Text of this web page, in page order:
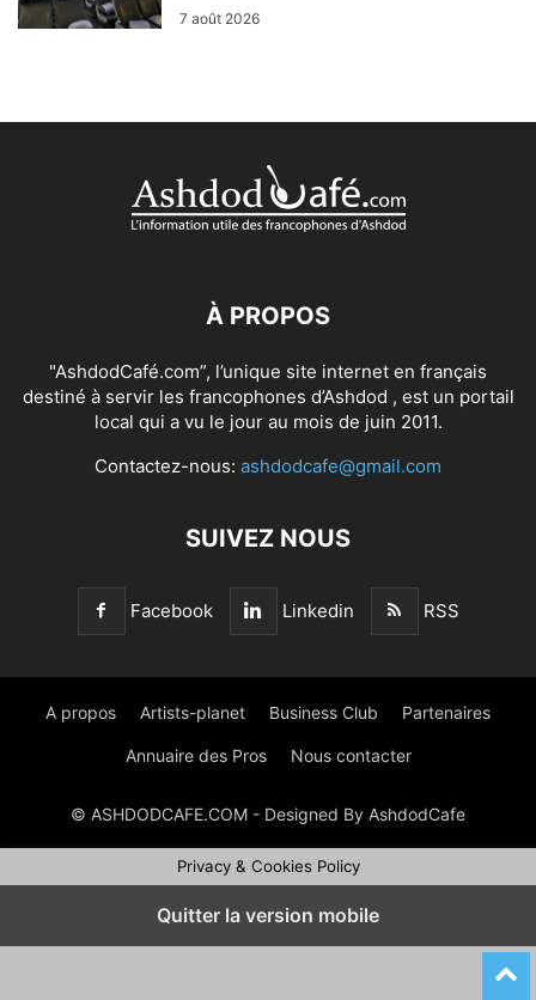
7 août 2026
À PROPOS
"AshdodCafé.com”, l’unique site internet en français
destiné à servir les francophones d’Ashdod , est un portail
local qui a vu le jour au mois de juin 2011.
Contactez-nous: ashdodcafe@gmail.com
SUIVEZ NOUS
Facebook Linkedin RSS
A propos Artists-planet Business Club Partenaires
Annuaire des Pros Nous contacter
© ASHDODCAFE.COM - Designed By AshdodCafe
Privacy & Cookies Policy
Quitter la version mobile